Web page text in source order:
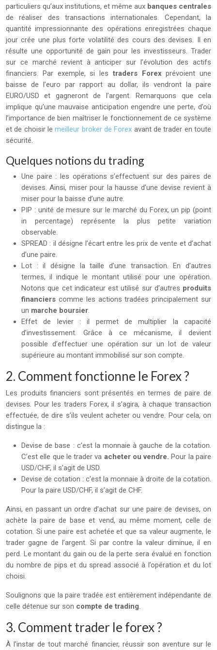
particuliers qu’aux institutions, et même aux banques centrales
de réaliser des transactions internationales. Cependant, la
quantité impressionnante des opérations enregistrées chaque
jour crée une plus forte volatilité des cours des devises. Il en
résulte une opportunité de gain pour les investisseurs. Trader
sur ce marché revient à anticiper sur l’évolution des actifs
financiers. Par exemple, si les traders Forexprévoient une
baisse de l’euro par rapport au dollar, ils vendront la paire
EURO/USD et gagneront de l’argent. Remarquons que cela
implique qu’une mauvaise anticipation engendre une perte, d’où
l’importance de bien maîtriser le fonctionnement de ce système
et de choisir lemeilleur broker de Forex avant de trader en toute
sécurité.
Quelques notions du trading
Une paire : les opérations s’effectuent sur des paires de
devises. Ainsi, miser pour la hausse d’une devise revient à
miser pour la baisse d’une autre.
PIP : unité de mesure sur le marché du Forex, un pip (point
in percentage) représente la plus petite variation
observable.
SPREAD : il désigne l’écart entre les prix de vente et d’achat
d’une paire.
Lot : il désigne la taille d’une transaction. En d’autres
termes, il indique le montant utilisé pour une opération.
Notons que cet indicateur est utilisé sur d’autres produits
financiers comme les actions tradées principalement sur
un marche boursier
Effet de levier : il permet de multiplier la capacité
d’investissement. Grâce à ce mécanisme, il devient
possible d’effectuer une opération sur un lot de valeur
supérieure au montant immobilisé sur son compte.
2. Comment fonctionne le Forex ?
Les produits financiers sont présentés en termes de paire de
devises. Pour les traders Forex, il s’agira, à chaque transaction
effectuée, de dire s’ils veulent acheter ou vendre. Pour cela, on
distingue la :
Devise de base : c’est la monnaie à gauche de la cotation.
C’est elle que le trader va acheter ou vendre.Pour la paire
USD/CHF, il s’agit de USD.
Devise de cotation : c’est la monnaie à droite de la cotation.
Pour la paire USD/CHF, il s’agit de CHF.
Ainsi, en passant un ordre d’achat sur une paire de devises, on
achète la paire de base et vend, au même moment, celle de
cotation. Si une paire est achetée et que sa valeur augmente, le
trader gagne de l’argent. Si par contre la valeur diminue, il en
perd. Le montant du gain ou de la perte sera évalué en fonction
du nombre de pips et du spread associé à l’opération et du lot
choisi.
Soulignons que la paire tradée est entièrement indépendante de
celle détenue sur son compte de trading
3. Comment trader le forex ?
À l’instar de tout marché financier, réussir son aventure sur le